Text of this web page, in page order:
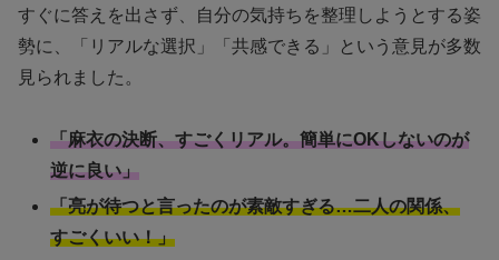
すぐに答えを出さず、自分の気持ちを整理しようとする姿
勢に、「リアルな選択」「共感できる」という意見が多数
見られました。
「麻衣の決断、すごくリアル。簡単にOKしないのが
逆に良い」
「亮が待つと言ったのが素敵すぎる…二人の関係、
すごくいい！」